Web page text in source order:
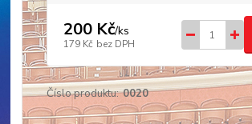
200 Kč/ks
179 Kč bez DPH
Číslo produktu: 0020